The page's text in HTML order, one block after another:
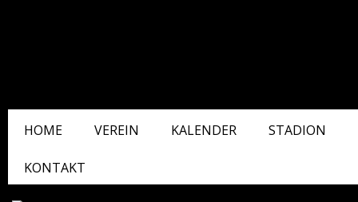
HOME VEREIN KALENDER STADION
KONTAKT